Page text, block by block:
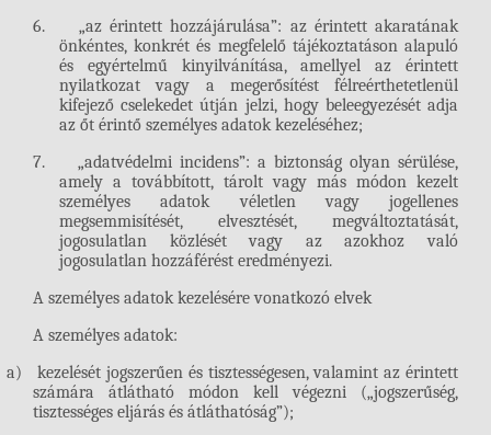
6.
„az érintett hozzájárulása”: az érintett akaratának
önkéntes, konkrét és megfelelő tájékoztatáson alapuló
és egyértelmű kinyilvánítása, amellyel az érintett
nyilatkozat vagy a megerősítést félreérthetetlenül
kifejező cselekedet útján jelzi, hogy beleegyezését adja
az őt érintő személyes adatok kezeléséhez;
7.
„adatvédelmi incidens”: a biztonság olyan sérülése,
amely a továbbított, tárolt vagy más módon kezelt
személyes adatok véletlen vagy jogellenes
megsemmisítését, elvesztését, megváltoztatását,
jogosulatlan közlését vagy az azokhoz való
jogosulatlan hozzáférést eredményezi.
A személyes adatok kezelésére vonatkozó elvek
A személyes adatok:
a)
kezelését jogszerűen és tisztességesen, valamint az érintett
számára átlátható módon kell végezni („jogszerűség,
tisztességes eljárás és átláthatóság”);